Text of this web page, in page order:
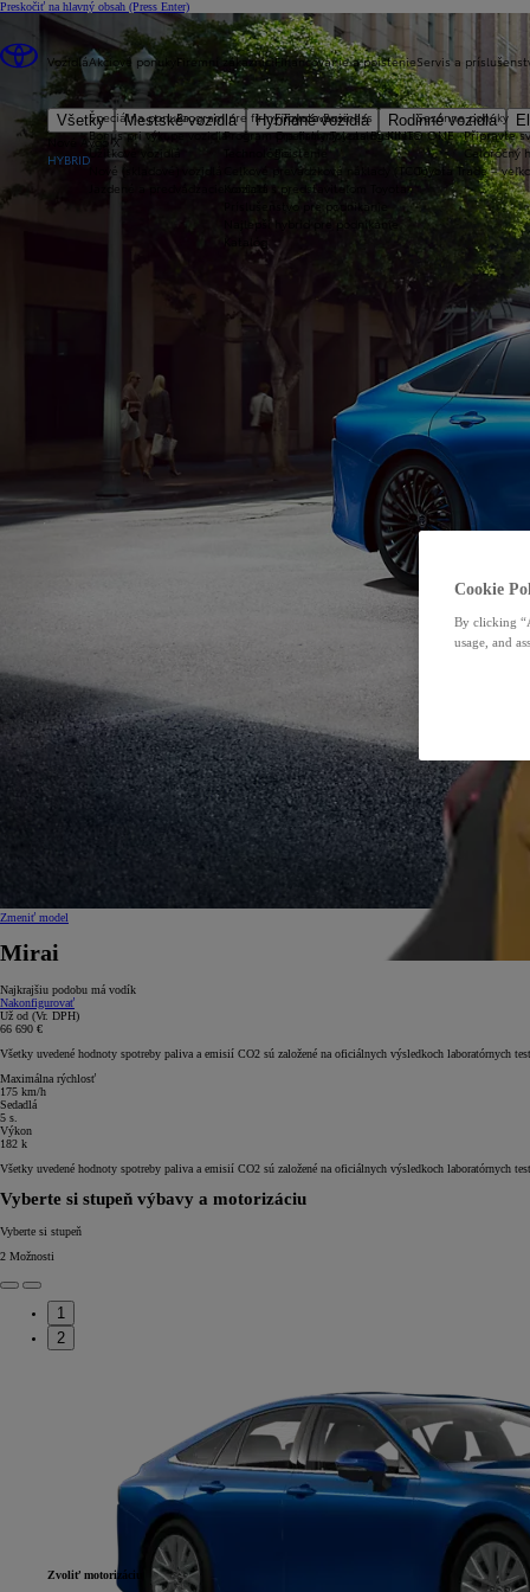
Preskočiť na hlavný obsah (Press Enter)
Vozidlá
Všetky Mestské vozidlá Hybridné vozidlá Rodinné vozidlá
Nové Aygo X
HYBRID
Akciové ponuky
Špeciálna ponuka
Bonus pri výkupe vozidla
Úžitkové vozidlá
Nové (skladové) vozidlá
Jazdené a predvádzacie vozidlá
Firemní zákazníci
Program pre firmy Toyota Business
Program pre firmy Toyota Business
Technológie
Celkové prevádzkové náklady (TCO)
Kontakt s predstaviteľom Toyota
Príslušenstvo pre podnikanie
Najlepší hybrid pre podnikanie
Financovanie a poistenie
Financovanie
Operatívny leasing KINTO ONE
Poistenie
Servis a
Sezónne ponuky
Připravte
Celoročný
Toyota Trade –
Zmeniť model
Mirai
Najkrajšiu podobu má vodík
Nakonfigurovať
Už od (Vr. DPH)
66 690 €
Všetky uvedené hodnoty spotreby paliva a emisií CO2 sú založené na oficiálnych výsledkoch laboratórnych
Maximálna rýchlosť
175 km/h
Sedadlá
5 s.
Výkon
182 k
Všetky uvedené hodnoty spotreby paliva a emisií CO2 sú založené na oficiálnych výsledkoch laboratórnych
Vyberte si stupeň výbavy a motorizáciu
Vyberte si stupeň
2 Možnosti
1
2
Zvoliť motorizáciu
Cookie
By clicking
usage, and